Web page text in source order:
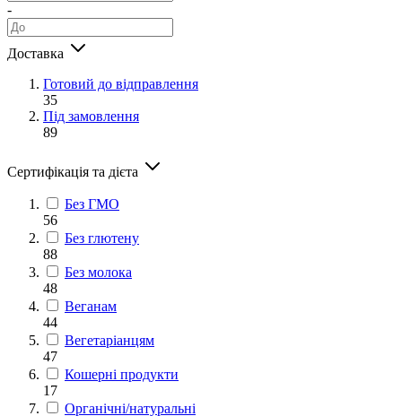
-
Доставка
Готовий до відправлення
35
Під замовлення
89
Сертифікація та дієта
Без ГМО
56
Без глютену
88
Без молока
48
Веганам
44
Вегетаріанцям
47
Кошерні продукти
17
Органічні/натуральні